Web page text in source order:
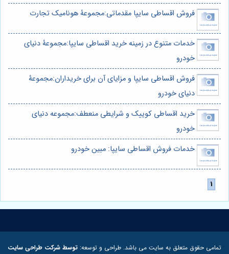
فروش اقساطی سایپا مقدماتی:مجموعۀ هونامیک تجارت
خدمات متنوع در زمینه خرید اقساطی سایپا:مجموعۀ دنیای
خودرو
فروش اقساطی سایپا و مزایای آن برای خریداران:مجموعۀ
دنیای خودرو
خرید اقساطی کوییک و شرایطی منعطف:مجموعه دنیای
خودرو
خدمات فروش اقساطی سایپا: مبین خودرو
تمامی حقوق متعلق به سایت می باشد. طراحی و توسعه: توسط شرکت طراحی سایت